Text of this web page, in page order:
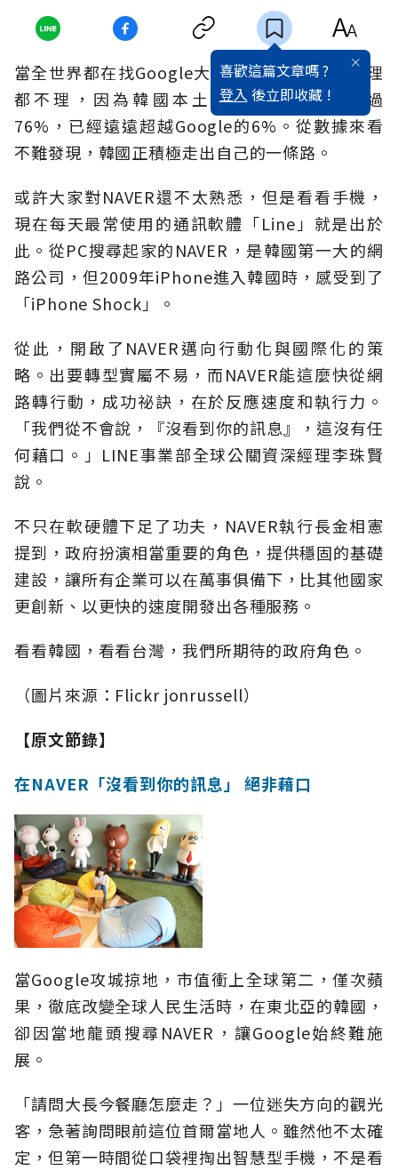
喜歡這篇文章嗎 ?
登入 後立即收藏 !
當全世界都在找Google大神的時候，韓國人卻理
都不理，因為韓國本土NAVER的市占率超過
76%，已經遠遠超越Google的6%。從數據來看
不難發現，韓國正積極走出自己的一條路。
或許大家對NAVER還不太熟悉，但是看看手機，
現在每天最常使用的通訊軟體「Line」就是出於
此。從PC搜尋起家的NAVER，是韓國第一大的網
路公司，但2009年iPhone進入韓國時，感受到了
「iPhone Shock」。
從此，開啟了NAVER邁向行動化與國際化的策
略。出要轉型實屬不易，而NAVER能這麼快從網
路轉行動，成功祕訣，在於反應速度和執行力。
「我們從不會說，『沒看到你的訊息』，這沒有任
何藉口。」LINE事業部全球公關資深經理李珠賢
說。
不只在軟硬體下足了功夫，NAVER執行長金相憲
提到，政府扮演相當重要的角色，提供穩固的基礎
建設，讓所有企業可以在萬事俱備下，比其他國家
更創新、以更快的速度開發出各種服務。
看看韓國，看看台灣，我們所期待的政府角色。
（圖片來源：Flickr jonrussell）
【原文節錄】
在NAVER「沒看到你的訊息」 絕非藉口
當Google攻城掠地，市值衝上全球第二，僅次蘋
果，徹底改變全球人民生活時，在東北亞的韓國，
卻因當地龍頭搜尋NAVER，讓Google始終難施
展。
「請問大長今餐廳怎麼走？」一位迷失方向的觀光
客，急著詢問眼前這位首爾當地人。雖然他不太確
定，但第一時間從口袋裡掏出智慧型手機，不是看